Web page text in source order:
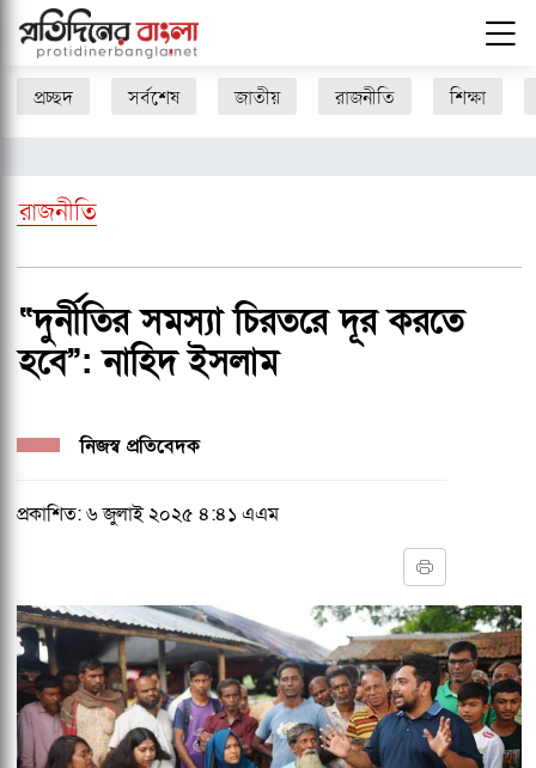
প্রচ্ছদ সর্বশেষ জাতীয় রাজনীতি শিক্ষা
রাজনীতি
“দুর্নীতির সমস্যা চিরতরে দূর করতে
হবে”: নাহিদ ইসলাম
নিজস্ব প্রতিবেদক
প্রকাশিত: ৬ জুলাই ২০২৫ ৪:৪১ এএম